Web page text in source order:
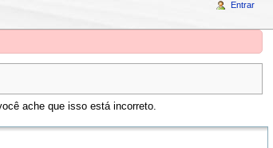
ache que isso está incorreto.
Entrar